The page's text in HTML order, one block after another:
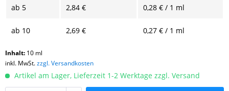
ab 5 2,84 € 0,28 € / 1 ml
ab 10 2,69 € 0,27 € / 1 ml
Inhalt: 10 ml
inkl. MwSt.zzgl. Versandkosten
Artikel am Lager, Lieferzeit 1-2 Werktage zzgl. Versand